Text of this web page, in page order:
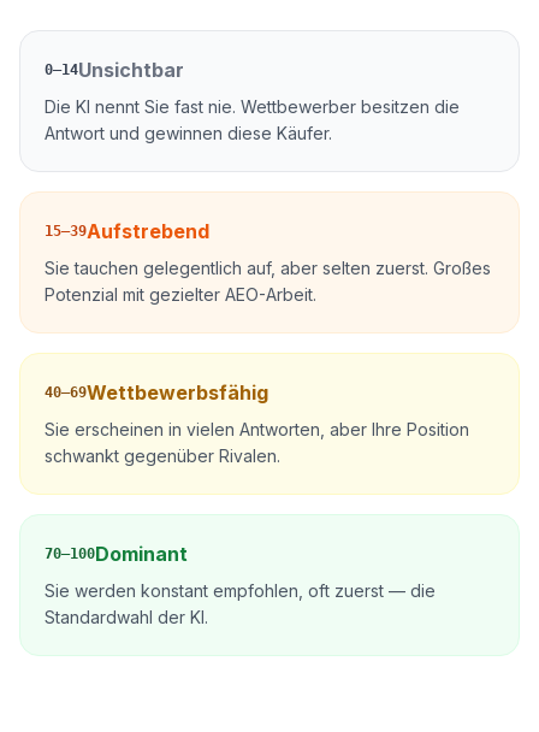
0–14Unsichtbar
Die KI nennt Sie fast nie. Wettbewerber besitzen die
Antwort und gewinnen diese Käufer.
15–39Aufstrebend
Sie tauchen gelegentlich auf, aber selten zuerst. Großes
Potenzial mit gezielter AEO-Arbeit.
40–69Wettbewerbsfähig
Sie erscheinen in vielen Antworten, aber Ihre Position
schwankt gegenüber Rivalen.
70–100Dominant
Sie werden konstant empfohlen, oft zuerst — die
Standardwahl der KI.